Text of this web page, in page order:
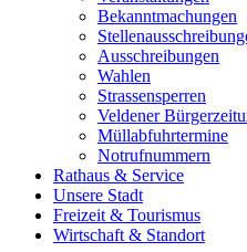
Bekanntmachungen
Ausschreibungen
Wahlen
Strassensperren
Veldener
Müllabfuhrtermine
Notrufnummern
Rathaus & Service
Unsere Stadt
Freizeit & Tourismus
Wirtschaft & Standort